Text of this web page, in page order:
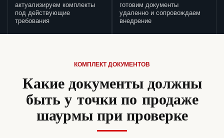
актуализируем комплекты
под действующие
требования
готовим документы
удаленно и сопровождаем
внедрение
КОМПЛЕКТ ДОКУМЕНТОВ
Какие документы должны
быть у точки по продаже
шаурмы при проверке